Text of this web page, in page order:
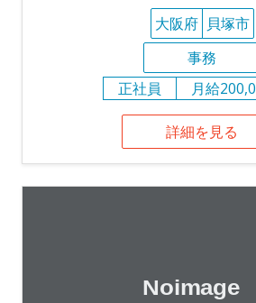
大阪府 貝塚市
事務
正社員
月給
詳細を見る